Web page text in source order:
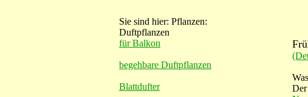
Sie sind hier: Pflanzen:
Duftpflanzen
für Balkon
begehbare Duftpflanzen
Blattdufter